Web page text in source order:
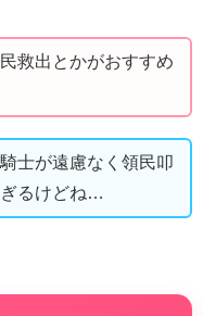
救出とかがおすすめ
士が遠慮なく領民叩
るけどね…